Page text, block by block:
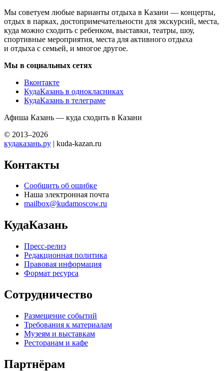
Мы советуем любые варианты отдыха в Казани — концерты,
отдых в парках, достопримечательности для экскурсий, места,
куда можно сходить с ребенком, выставки, театры, шоу,
спортивные мероприятия, места для активного отдыха
и отдыха с семьей, и многое другое.
Мы в социальных сетях
Вконтакте
КудаКазань в однокласниках
КудаКазань в телеграме
Афиша Казань — куда сходить в Казани
© 2013–2026
кудаказань.ру | kuda-kazan.ru
Контакты
Сообщить об ошибке
Наша электронная почта
mailbox@kudamoscow.ru
КудаКазань
Пресс-релиз
Редакционная политика
Правовая информация
Формат ресурса
Сотрудничество
Размещение событий
Требования к материалам
Музеям и выставкам
Ресторанам и кафе
Партнёрам